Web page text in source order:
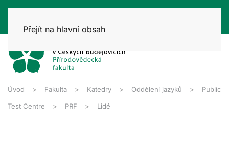
Přejít na hlavní obsah
Úvod Fakulta Katedry Oddělení jazyků Public
Test Centre PRF Lidé